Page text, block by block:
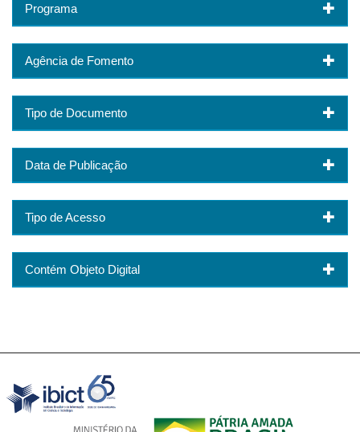
Programa
Agência de Fomento
Tipo de Documento
Data de Publicação
Tipo de Acesso
Contém Objeto Digital